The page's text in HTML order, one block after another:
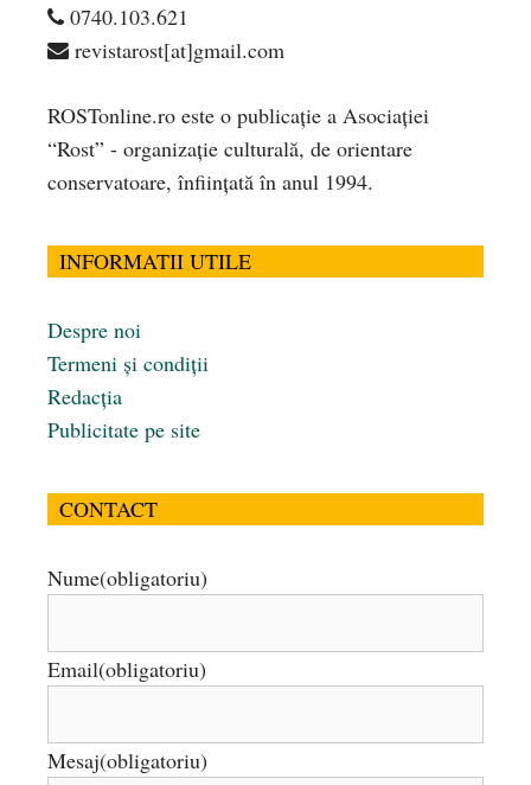
0740.103.621
revistarost[at]gmail.com
ROSTonline.ro este o publicaţie a Asociaţiei
“Rost” - organizaţie culturală, de orientare
conservatoare, înfiinţată în anul 1994.
INFORMATII UTILE
Despre noi
Termeni și condiții
Redacția
Publicitate pe site
CONTACT
Nume(obligatoriu)
Email(obligatoriu)
Mesaj(obligatoriu)